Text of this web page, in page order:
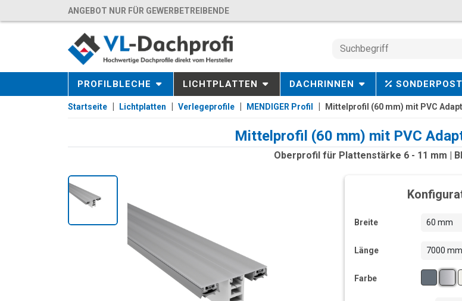
ANGEBOT NUR FÜR GEWERBETREIBENDE
PROFILBLECHE LICHTPLATTEN DACHRINNEN
Startseite Lichtplatten Verlegeprofile MENDIGER Profil Mittelprofil (60 mm) mit PVC
Mittelprofil (60 mm) mit PVC
Oberprofil für Plattenstärke 6 - 11 mm |
Breite 60 mm
Länge 7000 mm
Farbe